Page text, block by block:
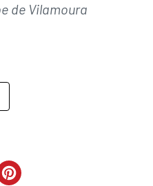
de Vilamoura